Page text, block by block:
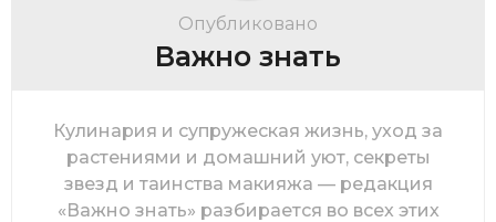
Опубликовано
Важно знать
Кулинария и супружеская жизнь, уход за
растениями и домашний уют, секреты
звезд и таинства макияжа — редакция
«Важно знать» разбирается во всех этих